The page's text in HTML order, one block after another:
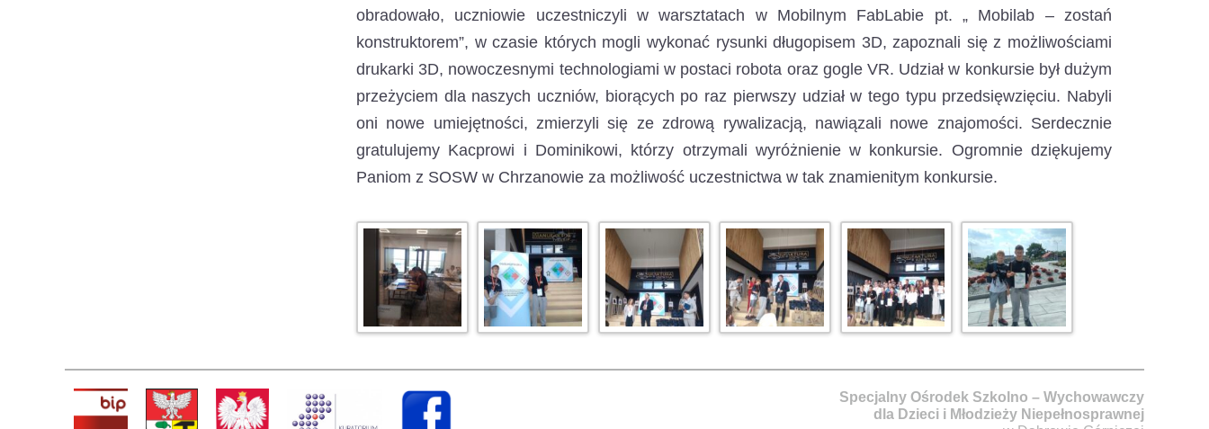
obradowało, uczniowie uczestniczyli w warsztatach w Mobilnym FabLabie pt. „ Mobilab – zostań
konstruktorem”, w czasie których mogli wykonać rysunki długopisem 3D, zapoznali się z możliwościami
drukarki 3D, nowoczesnymi technologiami w postaci robota oraz gogle VR. Udział w konkursie był dużym
przeżyciem dla naszych uczniów, biorących po raz pierwszy udział w tego typu przedsięwzięciu. Nabyli
oni nowe umiejętności, zmierzyli się ze zdrową rywalizacją, nawiązali nowe znajomości. Serdecznie
gratulujemy Kacprowi i Dominikowi, którzy otrzymali wyróżnienie w konkursie. Ogromnie dziękujemy
Paniom z SOSW w Chrzanowie za możliwość uczestnictwa w tak znamienitym konkursie.
Specjalny Ośrodek Szkolno – Wychowawczy
dla Dzieci i Młodzieży Niepełnosprawnej